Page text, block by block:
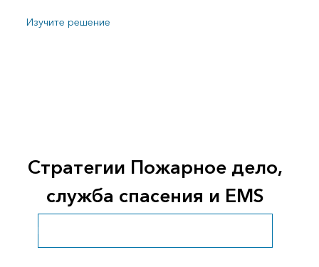
Изучите решение
Стратегии Пожарное дело,
служба спасения и EMS
Пожарное дело, служба спасения и EMS. Обзор